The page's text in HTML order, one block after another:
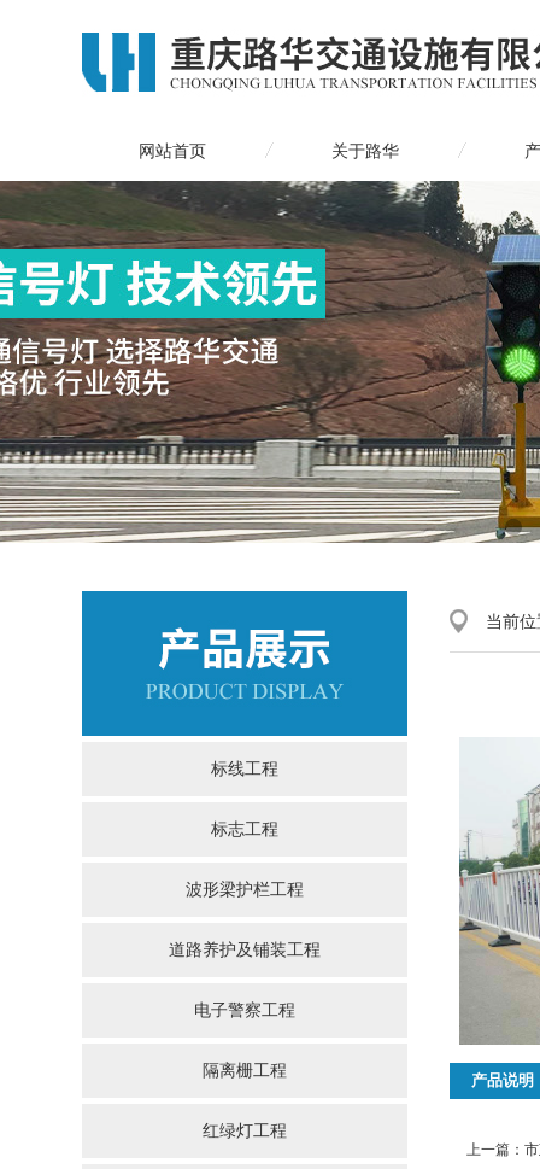
网站首页 关于路华
标线工程
标志工程
波形梁护栏工程
道路养护及铺装工程
电子警察工程
隔离栅工程
红绿灯工程
当前
产品说明
上一篇：